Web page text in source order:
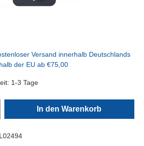
Versand innerhalb Deutschlands
der EU ab €75,00
1-3 Tage
In den Warenkorb